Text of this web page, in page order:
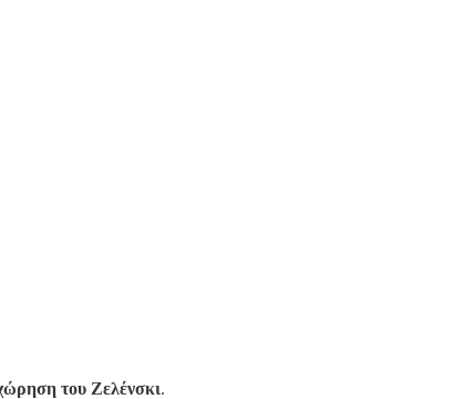
του Ζελένσκι.